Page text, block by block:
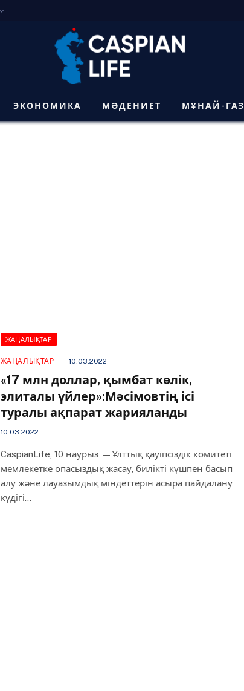
ЭКОНОМИКА МӘДЕНИЕТ МҰНАЙ-ГАЗ
ЖАҢАЛЫҚТАР
ЖАҢАЛЫҚТАР 10.03.2022
«17 млн доллар, қымбат көлік,
элиталы үйлер»:Мәсімовтің ісі
туралы ақпарат жарияланды
10.03.2022
CaspianLife, 10 наурыз — Ұлттық қауіпсіздік комитеті
мемлекетке опасыздық жасау, билікті күшпен басып
алу және лауазымдық міндеттерін асыра пайдалану
күдігі…